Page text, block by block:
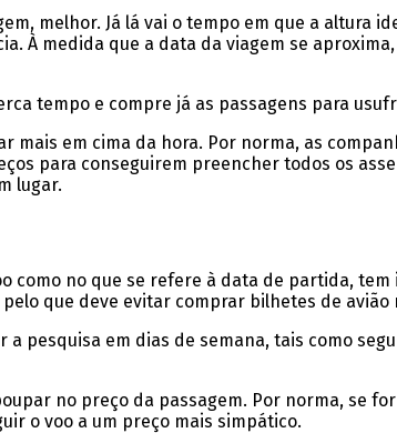
melhor. Já lá vai o tempo em que a altura
À medida que a data da viagem se
tempo e compre já as passagens para
em cima da hora. Por norma, as
para conseguirem preencher todos os
lugar.
como no que se refere à data de partida,
que deve evitar comprar bilhetes de avião
pesquisa em dias de semana, tais como
no preço da passagem. Por norma, se
o voo a um preço mais simpático.